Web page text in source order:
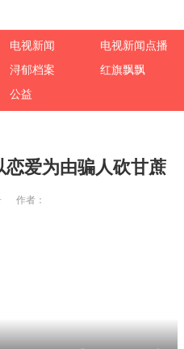
电视新闻
电视新闻点播
浔郁档案
红旗飘飘
公益
爱为由骗人砍甘蔗
作者：